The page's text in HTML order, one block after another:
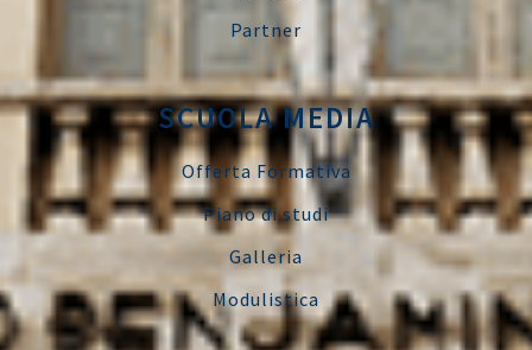
Partner
SCUOLA MEDIA
Offerta Formativa
Piano di studi
Galleria
Modulistica